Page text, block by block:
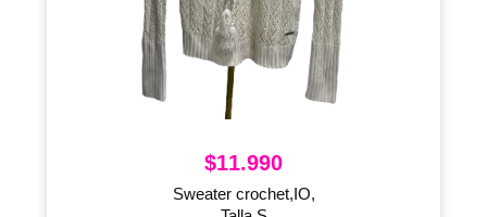
$11.990
Sweater crochet,IO,